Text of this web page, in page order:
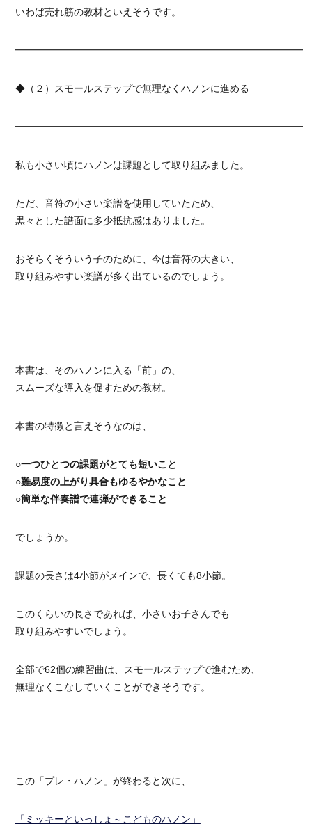
いわば売れ筋の教材といえそうです。
◆（２）スモールステップで無理なくハノンに進める
私も小さい頃にハノンは課題として取り組みました。
ただ、音符の小さい楽譜を使用していたため、
黒々とした譜面に多少抵抗感はありました。
おそらくそういう子のために、今は音符の大きい、
取り組みやすい楽譜が多く出ているのでしょう。
本書は、そのハノンに入る「前」の、
スムーズな導入を促すための教材。
本書の特徴と言えそうなのは、
○一つひとつの課題がとても短いこと
○難易度の上がり具合もゆるやかなこと
○簡単な伴奏譜で連弾ができること
でしょうか。
課題の長さは4小節がメインで、長くても8小節。
このくらいの長さであれば、小さいお子さんでも
取り組みやすいでしょう。
全部で62個の練習曲は、スモールステップで進むため、
無理なくこなしていくことができそうです。
この「プレ・ハノン」が終わると次に、
「ミッキーといっしょ～こどものハノン」